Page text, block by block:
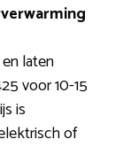
laten
voor 10-15
is
of